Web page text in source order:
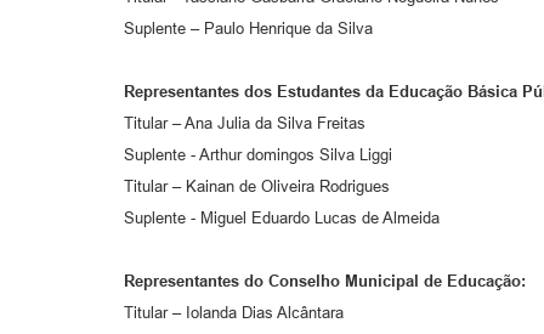
Suplente – Paulo Henrique da Silva
Representantes dos Estudantes da Educação Básica
Titular – Ana Julia da Silva Freitas
Suplente - Arthur domingos Silva Liggi
Titular – Kainan de Oliveira Rodrigues
Suplente - Miguel Eduardo Lucas de Almeida
Representantes do Conselho Municipal de Educação:
Titular – Iolanda Dias Alcântara